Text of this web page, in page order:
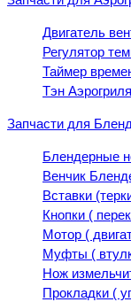
Двигатель
Регулятор
Таймер
Тэн Аэрогриля
Запчасти для
Блендерные
Венчик
Вставки
Кнопки (
Мотор (
Муфты (
Нож
Прокладки (